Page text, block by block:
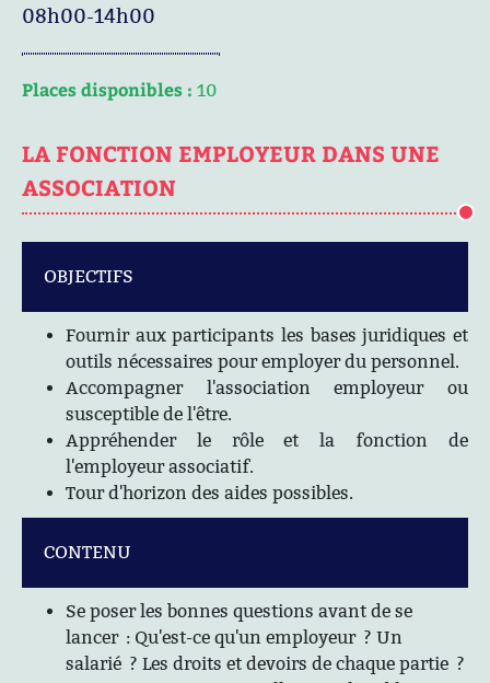
08h00-14h00
Places disponibles : 10
LA FONCTION EMPLOYEUR DANS UNE
ASSOCIATION
OBJECTIFS
Fournir aux participants les bases juridiques et
outils nécessaires pour employer du personnel.
Accompagner l'association employeur ou
susceptible de l'être.
Appréhender le rôle et la fonction de
l'employeur associatif.
Tour d'horizon des aides possibles.
CONTENU
Se poser les bonnes questions avant de se
lancer : Qu'est-ce qu'un employeur ? Un
salarié ? Les droits et devoirs de chaque partie ?